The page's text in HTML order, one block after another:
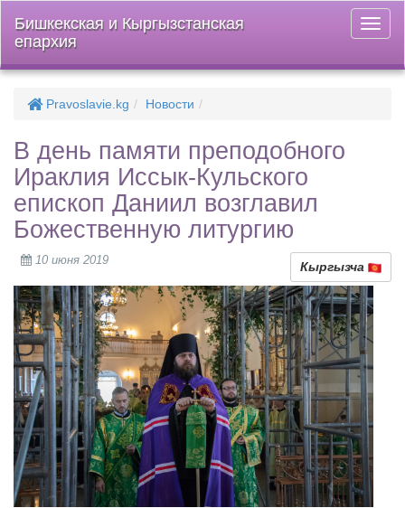
меню
Бишкекская и Кыргызстанская
епархия
Pravoslavie.kg Новости
В день памяти преподобного
Ираклия Иссык-Кульского
епископ Даниил возглавил
Божественную литургию
10 июня 2019 Кыргызча